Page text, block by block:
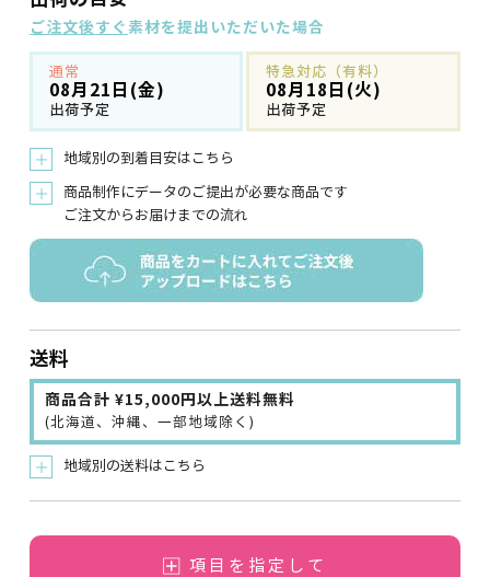
ご注文後すぐ素材を提出いただいた場合
通常
08月21日(金)
出荷予定
特急対応（有料）
08月18日(火)
出荷予定
＋ 地域別の到着目安はこちら
＋
商品制作にデータのご提出が必要な商品です
ご注文からお届けまでの流れ
送料
商品合計 ¥15,000円以上送料無料
(北海道、沖縄、一部地域除く)
＋ 地域別の送料はこちら
項目を指定して